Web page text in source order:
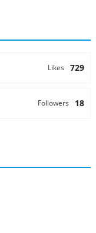
729
Likes
18
Followers